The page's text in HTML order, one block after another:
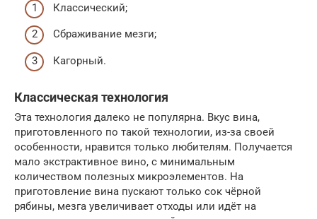
Классический;
Сбраживание мезги;
Кагорный.
Классическая технология
Эта технология далеко не популярна. Вкус вина,
приготовленного по такой технологии, из-за своей
особенности, нравится только любителям. Получается
мало экстрактивное вино, с минимальным
количеством полезных микроэлементов. На
приготовление вина пускают только сок чёрной
рябины, мезга увеличивает отходы или идёт на